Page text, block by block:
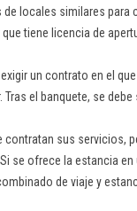
locales similares
tiene licencia de
un contrato en el
el banquete, se
sus servicios,
se ofrece la estancia
de viaje y